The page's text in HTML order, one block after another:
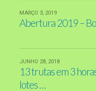
MARÇO 3, 2019
Abertura 2019 –
JUNHO 28, 2018
13 trutas em 3
lotes …